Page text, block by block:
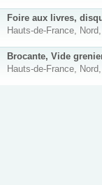
Foire aux livres,
Hauts-de-France,
Brocante, Vide
Hauts-de-France,